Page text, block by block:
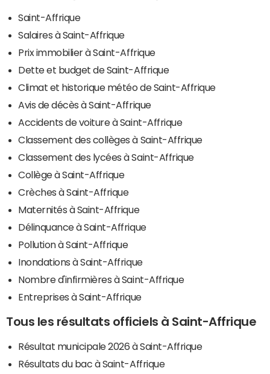
Saint-Affrique
Salaires à Saint-Affrique
Prix immobilier à Saint-Affrique
Dette et budget de Saint-Affrique
Climat et historique météo de Saint-Affrique
Avis de décès à Saint-Affrique
Accidents de voiture à Saint-Affrique
Classement des collèges à Saint-Affrique
Classement des lycées à Saint-Affrique
Collège à Saint-Affrique
Crèches à Saint-Affrique
Maternités à Saint-Affrique
Délinquance à Saint-Affrique
Pollution à Saint-Affrique
Inondations à Saint-Affrique
Nombre d'infirmières à Saint-Affrique
Entreprises à Saint-Affrique
Tous les résultats officiels à Saint-Affrique
Résultat municipale 2026 à Saint-Affrique
Résultats du bac à Saint-Affrique